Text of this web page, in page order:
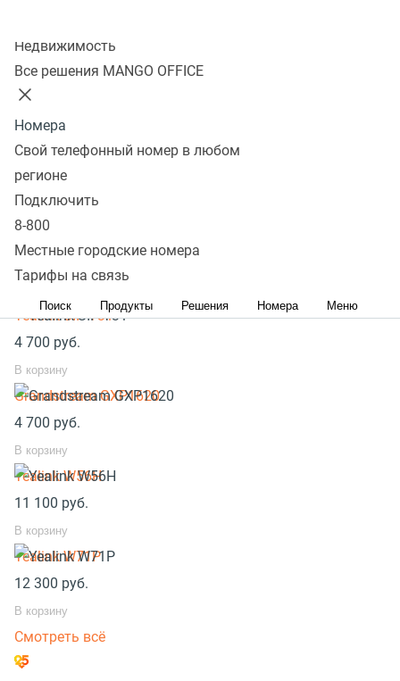
Недвижимость
Все решения MANGO OFFICE
Номера
Свой телефонный номер в любом
регионе
Подключить
8-800
Местные городские номера
Тарифы на связь
Поиск Продукты Решения Номера Меню
клиентам узнать примерное время ожидания на
линии.
Подробнее на сайте
Популярное оборудование
SIP телефоны беспроводные
Yealink SIP-T33G
Yealink SIP-T31
4 700 руб.
В корзину
Grandstream GXP1620
4 700 руб.
В корзину
Yealink W56H
11 100 руб.
В корзину
Yealink W71P
12 300 руб.
В корзину
Смотреть всё